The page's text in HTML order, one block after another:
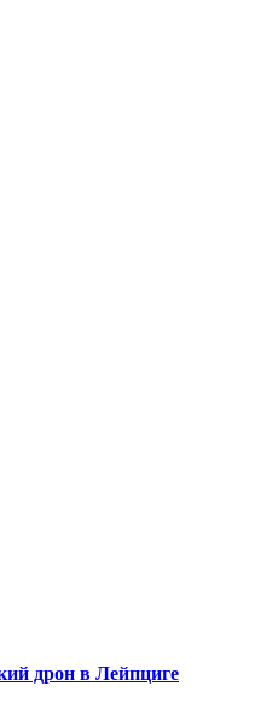
дрон в Лейпциге